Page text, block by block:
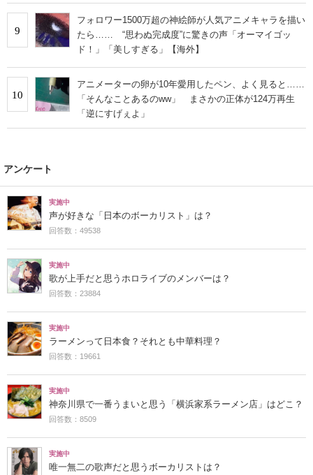
9
フォロワー1500万超の神絵師が人気アニメキャラを描い
たら…… “思わぬ完成度”に驚きの声「オーマイゴッ
ド！」「美しすぎる」【海外】
10
アニメーターの卵が10年愛用したペン、よく見ると……
「そんなことあるのww」 まさかの正体が124万再生
「逆にすげぇよ」
アンケート
実施中
声が好きな「日本のボーカリスト」は？
回答数：49538
実施中
歌が上手だと思うホロライブのメンバーは？
回答数：23884
実施中
ラーメンって日本食？それとも中華料理？
回答数：19661
実施中
神奈川県で一番うまいと思う「横浜家系ラーメン店」はどこ？
回答数：8509
実施中
唯一無二の歌声だと思うボーカリストは？